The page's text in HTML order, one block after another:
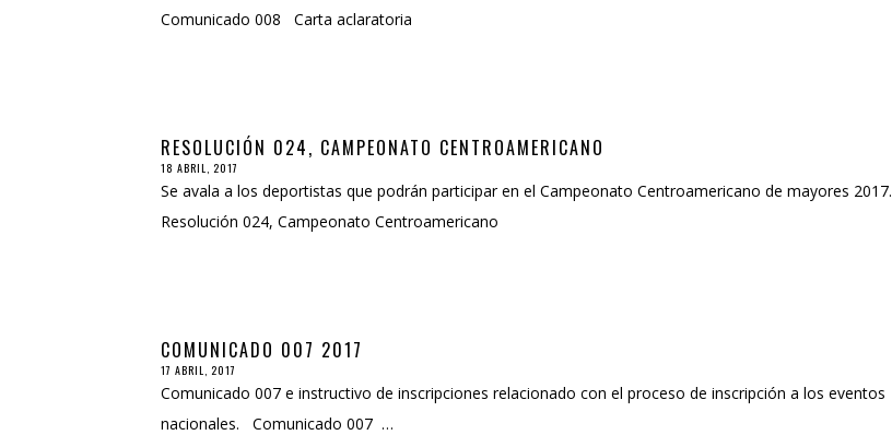
Comunicado 008 Carta aclaratoria
RESOLUCIÓN 024, CAMPEONATO CENTROAMERICANO
18 ABRIL, 2017
Se avala a los deportistas que podrán participar en el Campeonato Centroamericano de mayores 2017.
Resolución 024, Campeonato Centroamericano
COMUNICADO 007 2017
17 ABRIL, 2017
Comunicado 007 e instructivo de inscripciones relacionado con el proceso de inscripción a los eventos
nacionales. Comunicado 007 …